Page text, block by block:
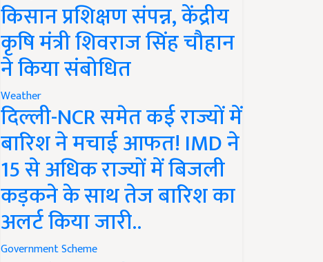
किसान प्रशिक्षण संपन्न, केंद्रीय
कृषि मंत्री शिवराज सिंह चौहान
ने किया संबोधित
Weather
दिल्ली-NCR समेत कई राज्यों में
बारिश ने मचाई आफत! IMD ने
15 से अधिक राज्यों में बिजली
कड़कने के साथ तेज बारिश का
अलर्ट किया जारी..
Government Scheme